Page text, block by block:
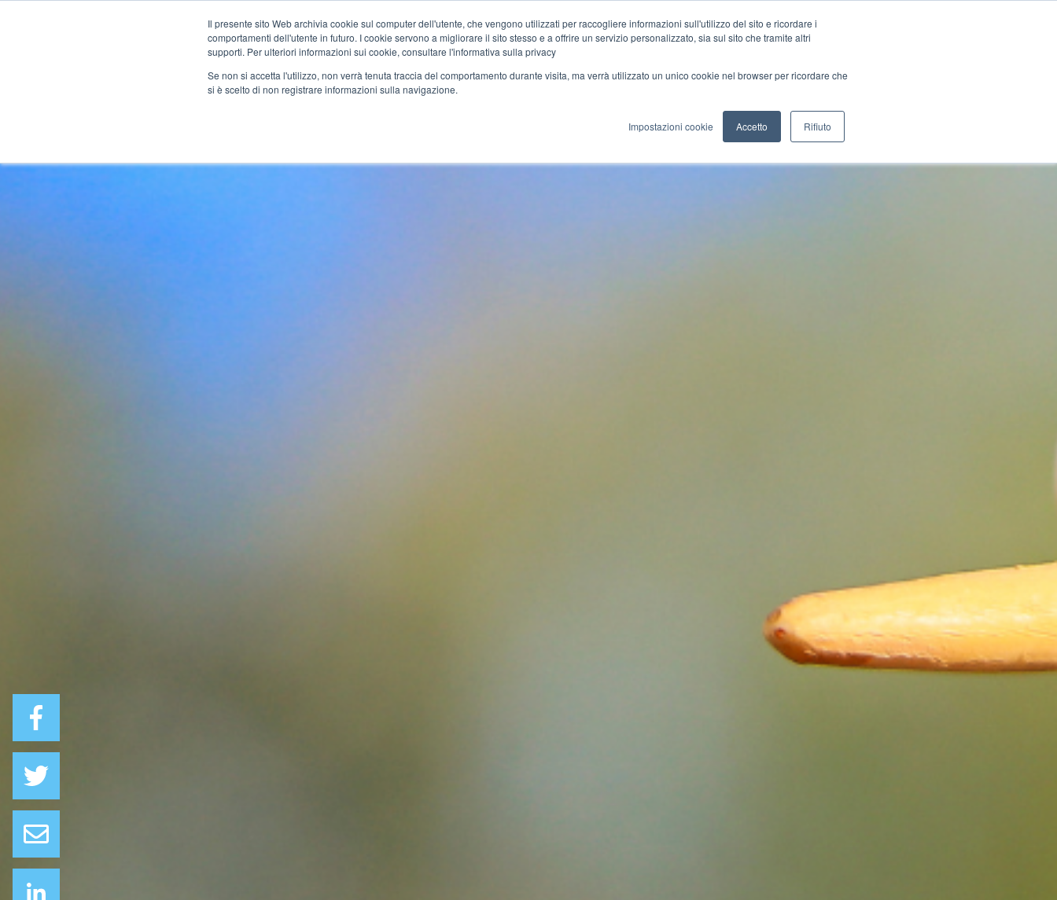
Il presente sito Web archivia cookie sul computer dell'utente, che vengono utilizzati per raccogliere informazioni sull'utilizzo del sito e ricordare i
comportamenti dell'utente in futuro. I cookie servono a migliorare il sito stesso e a offrire un servizio personalizzato, sia sul sito che tramite altri
supporti. Per ulteriori informazioni sui cookie, consultare l'informativa sulla privacy
Se non si accetta l'utilizzo, non verrà tenuta traccia del comportamento durante visita, ma verrà utilizzato un unico cookie nel browser per ricordare che
si è scelto di non registrare informazioni sulla navigazione.
Impostazioni cookie Accetto Rifiuto
Docenti Certificazione Cultura Rete Blog